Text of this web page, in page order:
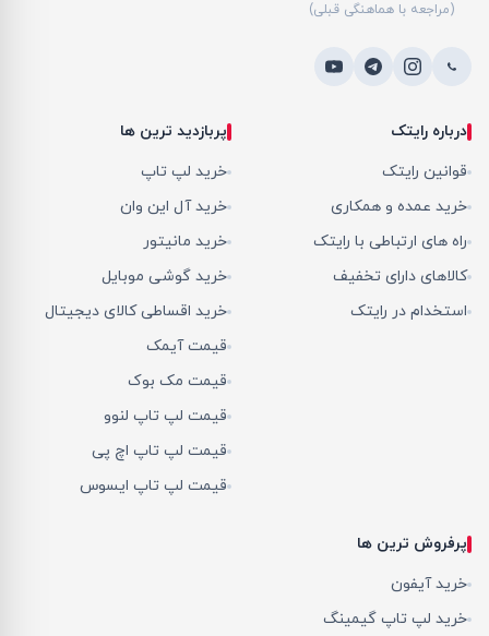
(مراجعه با هماهنگی قبلی)
درباره رایتک
قوانین رایتک
خرید عمده و همکاری
راه های ارتباطی با رایتک
کالاهای دارای تخفیف
استخدام در رایتک
پربازدید ترین ها
خرید لپ تاپ
خرید آل این وان
خرید مانیتور
خرید گوشی موبایل
خرید اقساطی کالای دیجیتال
قیمت آیمک
قیمت مک بوک
قیمت لپ تاپ لنوو
قیمت لپ تاپ اچ پی
قیمت لپ تاپ ایسوس
پرفروش ترین ها
خرید آیفون
خرید لپ تاپ گیمینگ